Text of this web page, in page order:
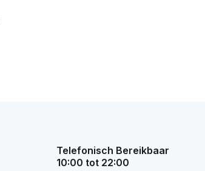
Telefonisch Bereikbaar
10:00 tot 22:00